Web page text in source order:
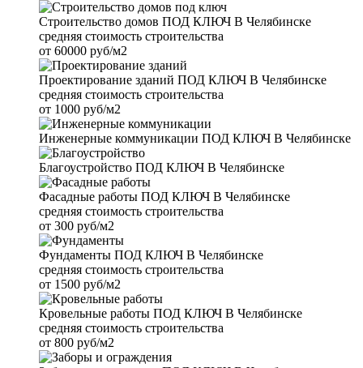
Строительство домов ПОД КЛЮЧ В Челябинске
средняя стоимость строительства
от 60000 руб/м2
Проектирование зданий ПОД КЛЮЧ В Челябинске
средняя стоимость строительства
от 1000 руб/м2
Инженерные коммуникации ПОД КЛЮЧ В Челябинске
Благоустройство ПОД КЛЮЧ В Челябинске
Фасадные работы ПОД КЛЮЧ В Челябинске
средняя стоимость строительства
от 300 руб/м2
Фундаменты ПОД КЛЮЧ В Челябинске
средняя стоимость строительства
от 1500 руб/м2
Кровельные работы ПОД КЛЮЧ В Челябинске
средняя стоимость строительства
от 800 руб/м2